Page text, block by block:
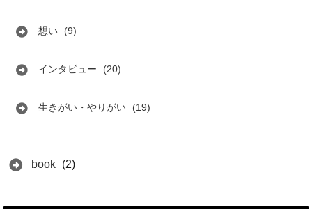
想い (9)
インタビュー (20)
生きがい・やりがい (19)
book (2)